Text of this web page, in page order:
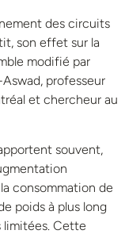
des circuits
son effet sur la
modifié par
professeur
et chercheur au
souvent,
consommation de
poids à plus long
limitées. Cette